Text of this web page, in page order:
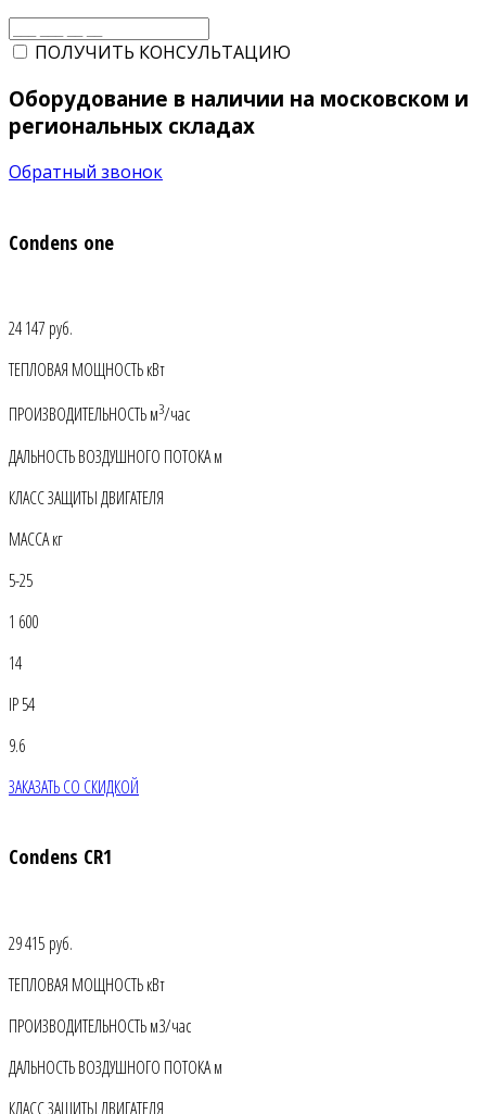
ПОЛУЧИТЬ КОНСУЛЬТАЦИЮ
Оборудование в наличии на московском и
региональных складах
Обратный звонок
Condens one
24 147 руб.
ТЕПЛОВАЯ МОЩНОСТЬ кВт
ПРОИЗВОДИТЕЛЬНОСТЬ м3/час
ДАЛЬНОСТЬ ВОЗДУШНОГО ПОТОКА м
КЛАСС ЗАЩИТЫ ДВИГАТЕЛЯ
МАССА кг
5-25
1 600
14
IP 54
9.6
ЗАКАЗАТЬ СО СКИДКОЙ
Condens CR1
29 415 руб.
ТЕПЛОВАЯ МОЩНОСТЬ кВт
ПРОИЗВОДИТЕЛЬНОСТЬ м3/час
ДАЛЬНОСТЬ ВОЗДУШНОГО ПОТОКА м
КЛАСС ЗАЩИТЫ ДВИГАТЕЛЯ